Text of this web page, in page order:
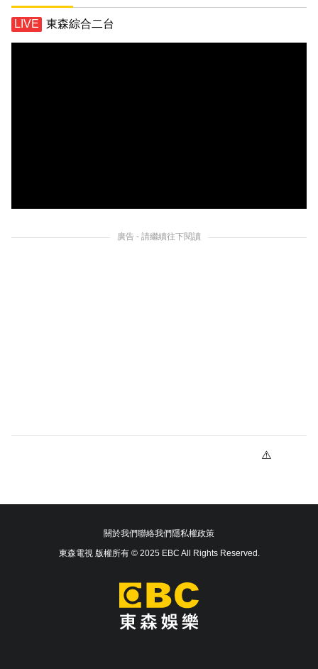
東森綜合二台
廣告 - 請繼續往下閱讀
關於我們聯絡我們隱私權政策
東森電視 版權所有 © 2025 EBC All Rights Reserved.